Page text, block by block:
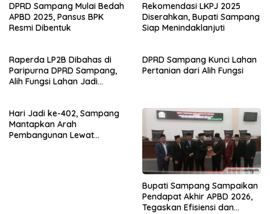
DPRD Sampang Mulai Bedah
APBD 2025, Pansus BPK
Resmi Dibentuk
Rekomendasi LKPJ 2025
Diserahkan, Bupati Sampang
Siap Menindaklanjuti
Raperda LP2B Dibahas di
Paripurna DPRD Sampang,
Alih Fungsi Lahan Jadi
DPRD Sampang Kunci Lahan
Pertanian dari Alih Fungsi
Hari Jadi ke-402, Sampang
Mantapkan Arah
Pembangunan Lewat
Bupati Sampang Sampaikan
Pendapat Akhir APBD 2026,
Tegaskan Efisiensi dan